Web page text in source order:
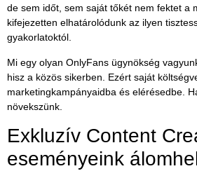
de sem időt, sem saját tőkét nem fektet a
kifejezetten elhatárolódunk az ilyen
gyakorlatoktól.
Mi egy olyan OnlyFans ügynökség
hisz a közös sikerben. Ezért saját
marketingkampányaidba és elérésedbe.
növekszünk.
Exkluzív Content
eseményeink